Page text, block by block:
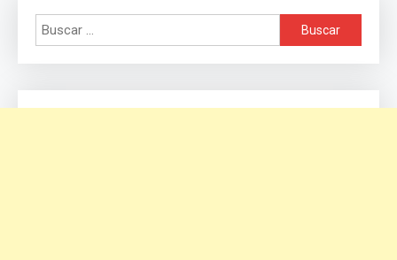
Buscar: